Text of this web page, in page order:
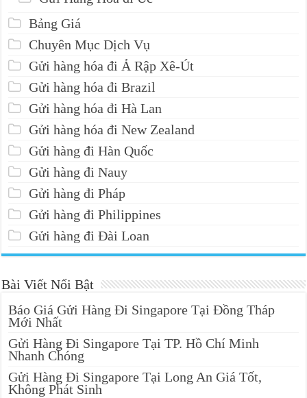
Bảng Giá
Chuyên Mục Dịch Vụ
Gửi hàng hóa đi Ả Rập Xê-Út
Gửi hàng hóa đi Brazil
Gửi hàng hóa đi Hà Lan
Gửi hàng hóa đi New Zealand
Gửi hàng đi Hàn Quốc
Gửi hàng đi Nauy
Gửi hàng đi Pháp
Gửi hàng đi Philippines
Gửi hàng đi Đài Loan
Bài Viết Nổi Bật
Báo Giá Gửi Hàng Đi Singapore Tại Đồng Tháp
Mới Nhất
Gửi Hàng Đi Singapore Tại TP. Hồ Chí Minh
Nhanh Chóng
Gửi Hàng Đi Singapore Tại Long An Giá Tốt,
Không Phát Sinh